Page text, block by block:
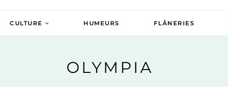
CULTURE HUMEURS FLÂNERIES
OLYMPIA